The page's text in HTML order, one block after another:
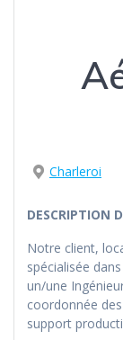
Charleroi
DESCRIPTION
Notre client,
spécialisée
un/une
coordonnée
support